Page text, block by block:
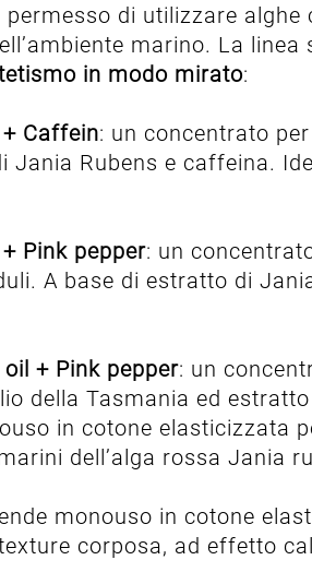
permesso di utilizzare
marino. La
in modo mirato:
Caffein: un concentrato
Rubens e caffeina.
Pink pepper: un
A base di estratto di
+ Pink pepper: un
della Tasmania ed
in cotone
dell’alga rossa Jania
monouso in cotone
corposa, ad effetto